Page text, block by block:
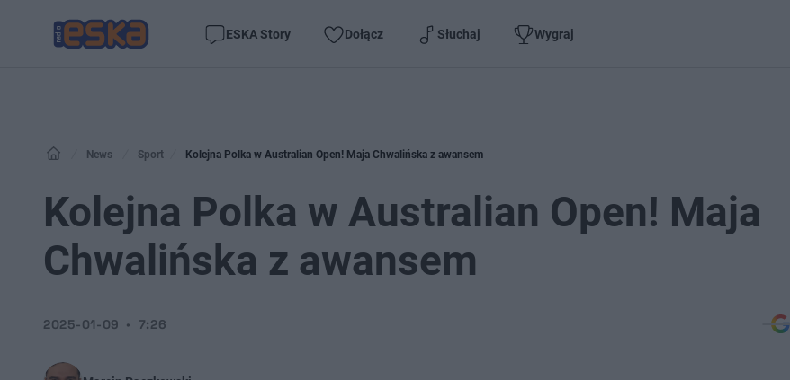
ESKA Story Dołącz Słuchaj Wygraj
News Sport Kolejna Polka w Australian Open! Maja Chwalińska z awansem
Kolejna Polka w Australian Open! Maja
Chwalińska z awansem
2025-01-09 7:26